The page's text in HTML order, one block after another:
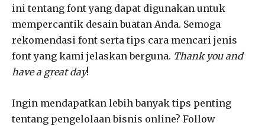
ini tentang font yang dapat digunakan untuk
mempercantik desain buatan Anda. Semoga
rekomendasi font serta tips cara mencari jenis
font yang kami jelaskan berguna. Thank you and
have a great day!
Ingin mendapatkan lebih banyak tips penting
tentang pengelolaan bisnis online? Follow